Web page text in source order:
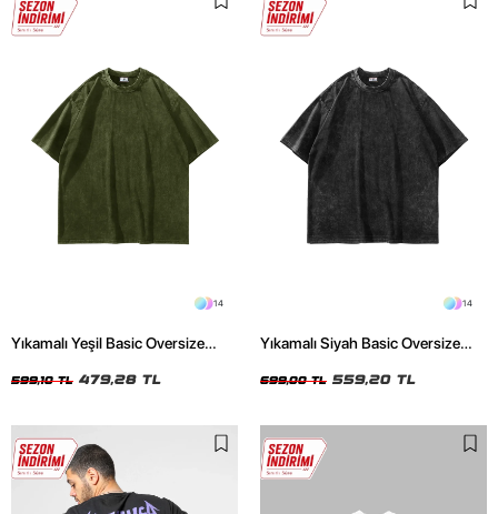
14
Yıkamalı Yeşil Basic Oversize
599,10 TL 479,28 TL
14
Yıkamalı Siyah Basic Oversize
699,00 TL 559,20 TL